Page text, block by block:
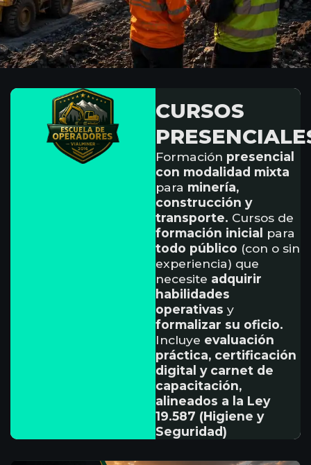
CURSOS
Formación presencial
con modalidad mixta
para minería,
construcción y
transporte. Cursos de
formación inicial
para
todo público (con o sin
experiencia) que
necesite adquirir
habilidades
operativas y
formalizar su oficio.
Incluye evaluación
práctica, certificación
digital y carnet de
capacitación,
alineados a la Ley
19.587 (Higiene y
Seguridad)